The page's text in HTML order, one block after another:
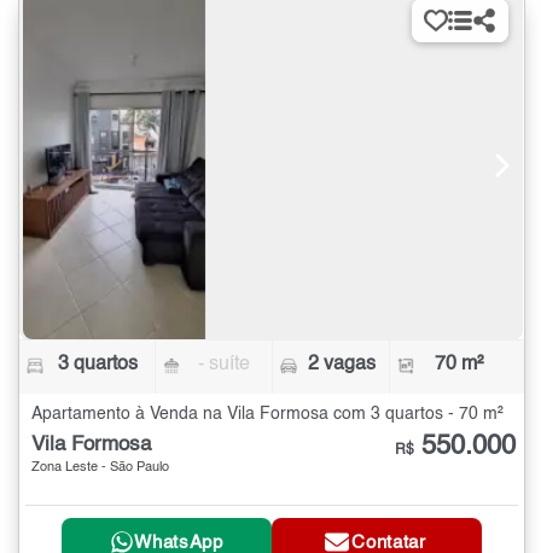
3 quartos - suíte 2 vagas 70 m²
Apartamento à Venda na Vila Formosa com 3 quartos - 70 m²
Vila Formosa
Zona Leste - São Paulo
R$ 550.000
WhatsApp Contatar